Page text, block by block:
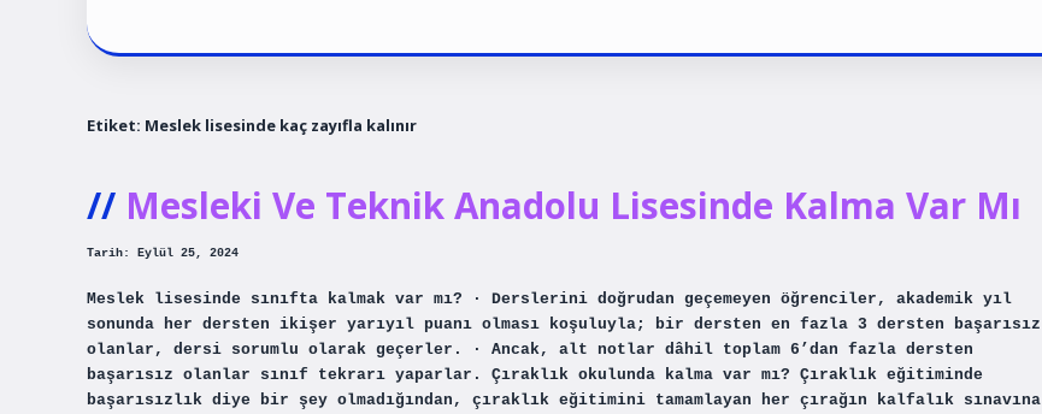
Etiket: Meslek lisesinde kaç zayıfla kalınır
Mesleki Ve Teknik Anadolu Lisesinde Kalma Var Mı
Tarih: Eylül 25, 2024
Meslek lisesinde sınıfta kalmak var mı? · Derslerini doğrudan geçemeyen öğrenciler, akademik yıl
sonunda her dersten ikişer yarıyıl puanı olması koşuluyla; bir dersten en fazla 3 dersten başarısız
olanlar, dersi sorumlu olarak geçerler. · Ancak, alt notlar dâhil toplam 6’dan fazla dersten
başarısız olanlar sınıf tekrarı yaparlar. Çıraklık okulunda kalma var mı? Çıraklık eğitiminde
başarısızlık diye bir şey olmadığından, çıraklık eğitimini tamamlayan her çırağın kalfalık sınavına